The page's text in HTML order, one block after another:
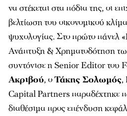
να στέκεται στα πόδια της, οι
βελτίωση του οικονομικού
ψυχολογίας. Στο πρώτο πάνελ
Ανάπτυξη & Χρηματοδότηση
συντόνισε η Senior Editor του
Ακριβού, οΤάκης Σολωμός,
Capital Partners παραδέχτηκε
διαθέσιμα προς επένδυση